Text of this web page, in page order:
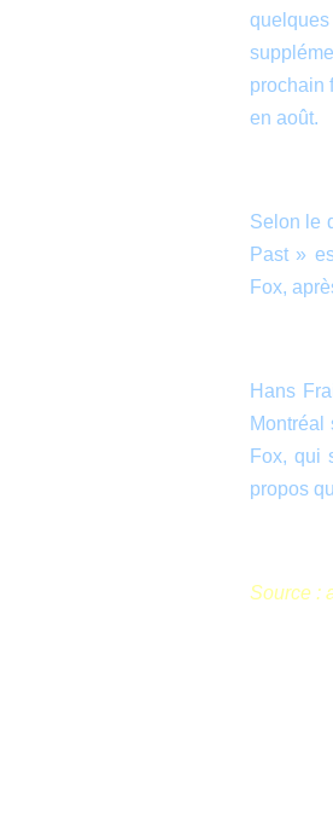
prochain
en août.
Selon le
Past »
Fox,
Hans
Montréal
Fox, qui
propos
Source :